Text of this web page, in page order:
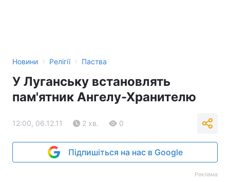
Новини › Релігії › Паства
У Луганську встановлять
пам'ятник Ангелу-Хранителю
12:00, 06.12.11 2 хв. 0
Підпишіться на нас в Google
Реклама